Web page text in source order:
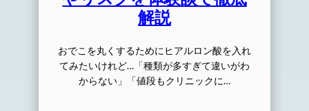
解説
おでこを丸くするためにヒアルロン酸を入れ
てみたいけれど…「種類が多すぎて違いがわ
からない」「値段もクリニックに…